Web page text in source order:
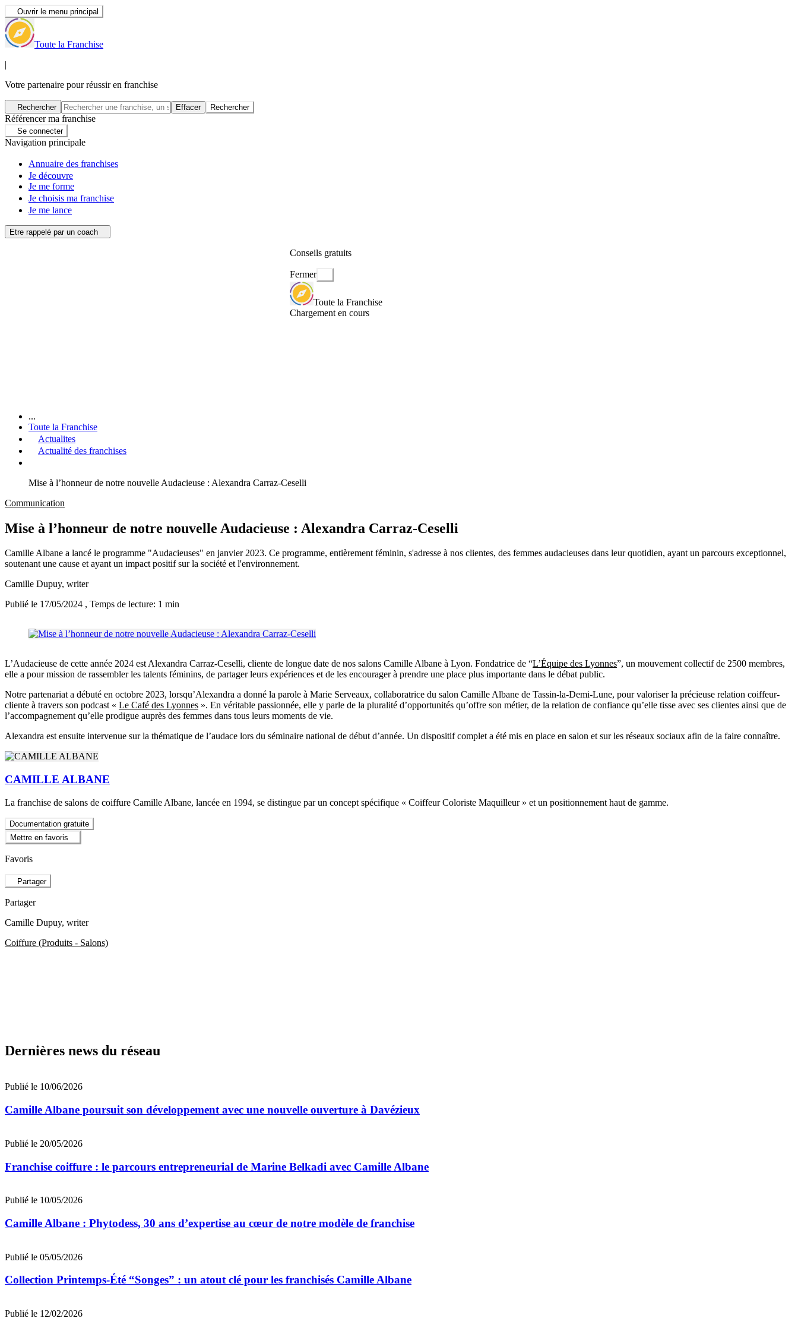
Ouvrir le menu principal
Toute la Franchise
|
Votre partenaire pour réussir en franchise
Rechercher Effacer Rechercher
Référencer ma franchise
Se connecter
Navigation principale
Annuaire des franchises
Je découvre
Je me forme
Je choisis ma franchise
Je me lance
Etre rappelé par un coach
Conseils gratuits
Fermer
Toute la Franchise
Chargement en cours
...
Toute la Franchise
Actualites
Actualité des franchises
Mise à l’honneur de notre nouvelle Audacieuse : Alexandra Carraz-Ceselli
Communication
Mise à l’honneur de notre nouvelle Audacieuse : Alexandra Carraz-Ceselli
Camille Albane a lancé le programme "Audacieuses" en janvier 2023. Ce programme, entièrement féminin, s'adresse à nos clientes, des femmes audacieuses dans leur quotidien, ayant un parcours exceptionnel,
soutenant une cause et ayant un impact positif sur la société et l'environnement.
Camille Dupuy, writer
Publié le 17/05/2024 , Temps de lecture: 1 min
L’Audacieuse de cette année 2024 est Alexandra Carraz-Ceselli, cliente de longue date de nos salons Camille Albane à Lyon. Fondatrice de “L’Équipe des Lyonnes”, un mouvement collectif de 2500 membres,
elle a pour mission de rassembler les talents féminins, de partager leurs expériences et de les encourager à prendre une place plus importante dans le débat public.
Notre partenariat a débuté en octobre 2023, lorsqu’Alexandra a donné la parole à Marie Serveaux, collaboratrice du salon Camille Albane de Tassin-la-Demi-Lune, pour valoriser la précieuse relation coiffeur-
cliente à travers son podcast « Le Café des Lyonnes ». En véritable passionnée, elle y parle de la pluralité d’opportunités qu’offre son métier, de la relation de confiance qu’elle tisse avec ses clientes ainsi que de
l’accompagnement qu’elle prodigue auprès des femmes dans tous leurs moments de vie.
Alexandra est ensuite intervenue sur la thématique de l’audace lors du séminaire national de début d’année. Un dispositif complet a été mis en place en salon et sur les réseaux sociaux afin de la faire connaître.
CAMILLE ALBANE
La franchise de salons de coiffure Camille Albane, lancée en 1994, se distingue par un concept spécifique « Coiffeur Coloriste Maquilleur » et un positionnement haut de gamme.
Documentation gratuite
Mettre en favoris
Favoris
Partager
Partager
Camille Dupuy, writer
Coiffure (Produits - Salons)
Dernières news du réseau
Publié le 10/06/2026
Camille Albane poursuit son développement avec une nouvelle ouverture à Davézieux
Publié le 20/05/2026
Franchise coiffure : le parcours entrepreneurial de Marine Belkadi avec Camille Albane
Publié le 10/05/2026
Camille Albane : Phytodess, 30 ans d’expertise au cœur de notre modèle de franchise
Publié le 05/05/2026
Collection Printemps-Été “Songes” : un atout clé pour les franchisés Camille Albane
Publié le 12/02/2026